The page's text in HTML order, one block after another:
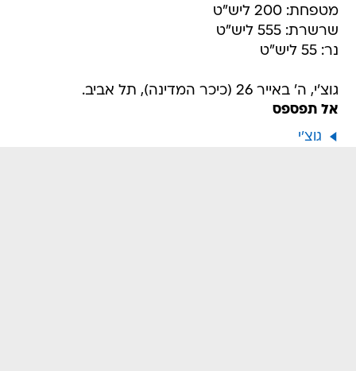
מטפחת: 200 ליש"ט
שרשרת: 555 ליש"ט
נר: 55 ליש"ט
גוצ'י, ה' באייר 26 (כיכר המדינה), תל אביב.
אל תפספס
גוצ'י